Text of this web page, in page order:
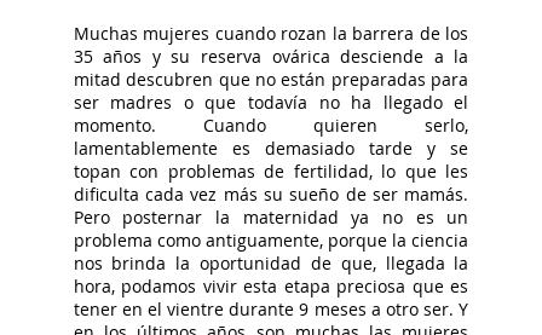
Muchas mujeres cuando rozan la barrera de los
35 años y su reserva ovárica desciende a la
mitad descubren que no están preparadas para
ser madres o que todavía no ha llegado el
momento. Cuando quieren serlo,
lamentablemente es demasiado tarde y se
topan con problemas de fertilidad, lo que les
dificulta cada vez más su sueño de ser mamás.
Pero posternar la maternidad ya no es un
problema como antiguamente, porque la ciencia
nos brinda la oportunidad de que, llegada la
hora, podamos vivir esta etapa preciosa que es
tener en el vientre durante 9 meses a otro ser. Y